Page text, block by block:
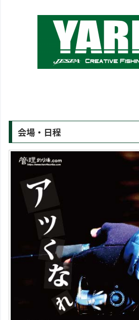
会場・日程